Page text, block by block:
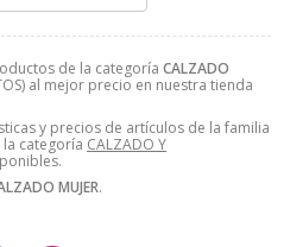
de la categoría CALZADO
al mejor precio en nuestra tienda
y precios de artículos de la familia
categoría CALZADO Y
MUJER.